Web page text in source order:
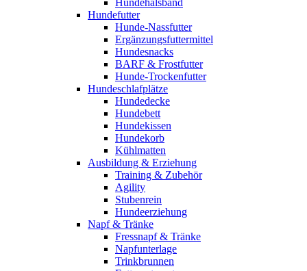
Hundehalsband
Hundefutter
Hunde-Nassfutter
Ergänzungsfuttermittel
Hundesnacks
BARF & Frostfutter
Hunde-Trockenfutter
Hundeschlafplätze
Hundedecke
Hundebett
Hundekissen
Hundekorb
Kühlmatten
Ausbildung & Erziehung
Training & Zubehör
Agility
Stubenrein
Hundeerziehung
Napf & Tränke
Fressnapf & Tränke
Napfunterlage
Trinkbrunnen